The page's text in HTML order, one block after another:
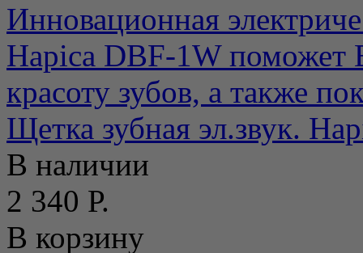
Инновационная
Hapica DBF-1W поможет
красоту зубов, а также
Щетка зубная эл.звук.
В наличии
2 340 Р.
В корзину